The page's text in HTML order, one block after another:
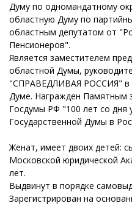
Думу по одномандатному
областную Думу по
областным депутатом от
Пенсионеров".
Является заместителем
областной Думы,
"СПРАВЕДЛИВАЯ РОССИЯ" в
Думе. Награжден Памятным
Госдумы РФ "100 лет со дня
Государственной Думы в
Женат, имеет двоих детей:
Московской юридической
лет.
Выдвинут в порядке
Зарегистрирован на